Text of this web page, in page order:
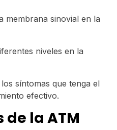
membrana sinovial en la
niveles en la
síntomas que tenga el
efectivo.
la ATM